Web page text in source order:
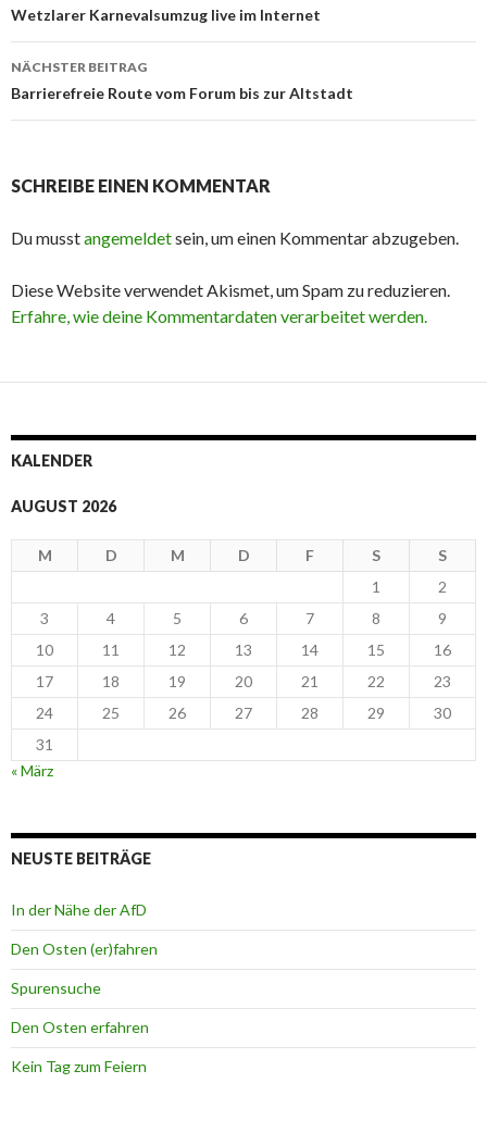
Navigation
Wetzlarer Karnevalsumzug live im Internet
NÄCHSTER BEITRAG
Barrierefreie Route vom Forum bis zur Altstadt
SCHREIBE EINEN KOMMENTAR
Du musstangemeldetsein, um einen Kommentar abzugeben.
Diese Website verwendet Akismet, um Spam zu reduzieren.
Erfahre, wie deine Kommentardaten verarbeitet werden.
KALENDER
AUGUST 2026
M D M D F S
S
1
2
3
4 5 6 7 8
9
10
11 12 13 14 15
16
17
18 19 20 21 22
23
24
25 26 27 28 29
30
31
« März
NEUSTE BEITRÄGE
In der Nähe der AfD
Den Osten (er)fahren
Spurensuche
Den Osten erfahren
Kein Tag zum Feiern